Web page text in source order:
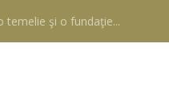
temelie şi o fundaţie...